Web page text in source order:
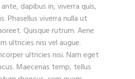
dapibus in, viverra quis,
Phasellus viverra nulla ut
Quisque rutrum. Aene
ultricies nisi vel augue.
ultricies nisi. Nam eget
Maecenas temp, tellus